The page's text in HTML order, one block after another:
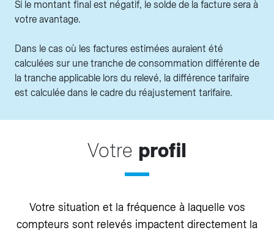
Si le montant final est négatif, le solde de la facture sera à
votre avantage.
Dans le cas où les factures estimées auraient été
calculées sur une tranche de consommation différente de
la tranche applicable lors du relevé, la différence tarifaire
est calculée dans le cadre du réajustement tarifaire.
Votre profil
Votre situation et la fréquence à laquelle vos
compteurs sont relevés impactent directement la